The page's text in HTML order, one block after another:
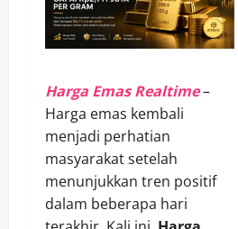
Harga Emas Realtime–
Harga emas kembali
menjadi perhatian
masyarakat setelah
menunjukkan tren positif
dalam beberapa hari